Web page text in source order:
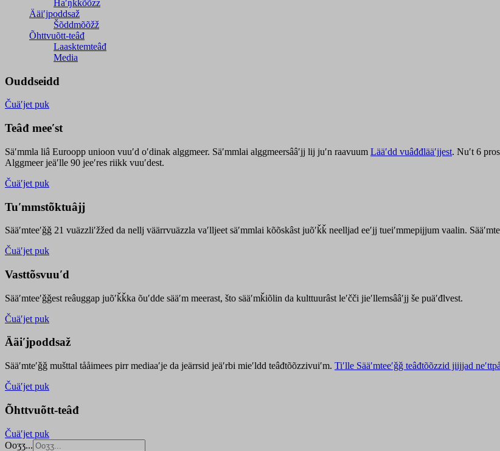
Haʹŋǩǩõõzz
Ääiʹjpoddsaž
Šõddmõõžž
Õhttvuõtt-teâđ
Laasktemteâđ
Media
Ouddseidd
Čuäʹjet puk
Teâđ meeʹst
Säʹmmla liâ Euroopp unioon vuuʹd oʹdinak alggmeer. Säʹmmlai alggmeersââʹjj lij juʹn raavuum Lääʹdd vuâđđlääʹjjest. Nuʹt 6
Alggmeer jeäʹlle 90 jeeʹres riikk vuuʹdest.
Čuäʹjet puk
Tuʹmmstõktuâjj
Sääʹmteeʹǧǧ 21 vuäzzliʹžžed da nellj väärrvuäzzla vaʹlljeet säʹmmlai kõõskâst juõʹǩǩ neelljad eeʹjj tueiʹmmepijjum vaalin.
Čuäʹjet puk
Vasttõsvuuʹd
Sääʹmteeʹǧǧest reâuggap juõʹǩǩka õuʹdde sääʹm meerast, što sääʹmǩiõlin da kulttuurâst leʹčči jieʹllemsââʹjj še puäʹđlvest.
Čuäʹjet puk
Ääiʹjpoddsaž
Sääʹmteʹǧǧ mušttal tååimees pirr mediaaʹje da jeärrsid jeäʹrbi mieʹldd teâđtõõzzivuiʹm. Tiʹlle Sääʹmteeʹǧǧ teâđtõõzzid jiijjad
Čuäʹjet puk
Õhttvuõtt-teâđ
Čuäʹjet puk
Ooʒʒ...